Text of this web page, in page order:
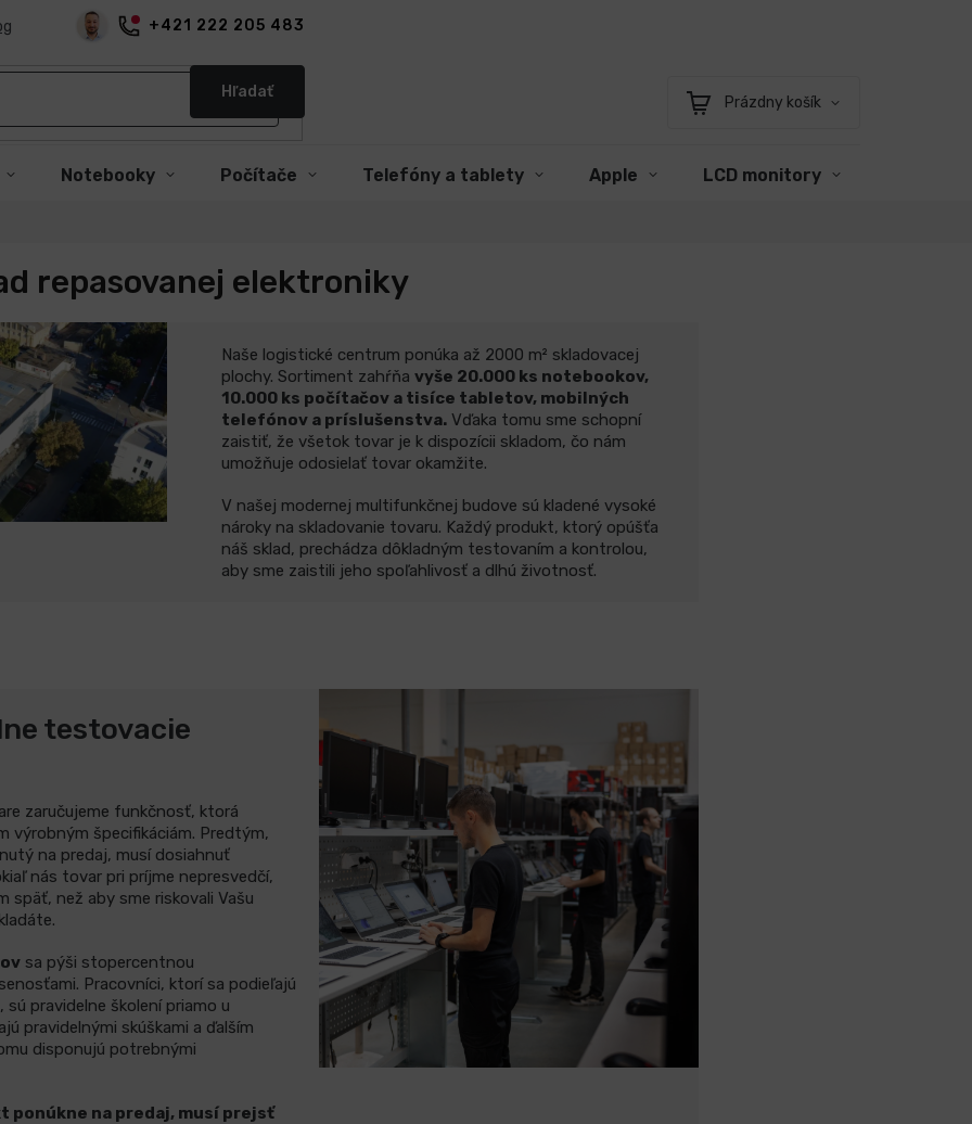
+421 222 205 483
Hľadať
Nákupný
Prázdny košík
Notebooky Počítače Telefóny a tablety Apple LCD monitory
repasovanej elektroniky
Naše logistické centrum ponúka až 2000 m² skladovacej
plochy. Sortiment zahŕňa vyše 20.000 ks notebookov,
10.000 ks počítačov a tisíce tabletov, mobilných
telefónov a príslušenstva. Vďaka tomu sme schopní
zaistiť, že všetok tovar je k dispozícii skladom, čo nám
umožňuje odosielať tovar okamžite.
V našej modernej multifunkčnej budove sú kladené vysoké
nároky na skladovanie tovaru. Každý produkt, ktorý opúšťa
náš sklad, prechádza dôkladným testovaním a kontrolou,
aby sme zaistili jeho spoľahlivosť a dlhú životnosť.
testovacie
zaručujeme funkčnosť, ktorá
výrobným špecifikáciám. Predtým,
na predaj, musí dosiahnuť
nás tovar pri príjme nepresvedčí,
späť, než aby sme riskovali Vašu
sa pýši stopercentnou
Pracovníci, ktorí sa podieľajú
sú pravidelne školení priamo u
pravidelnými skúškami a ďalším
disponujú potrebnými
ponúkne na predaj, musí prejsť